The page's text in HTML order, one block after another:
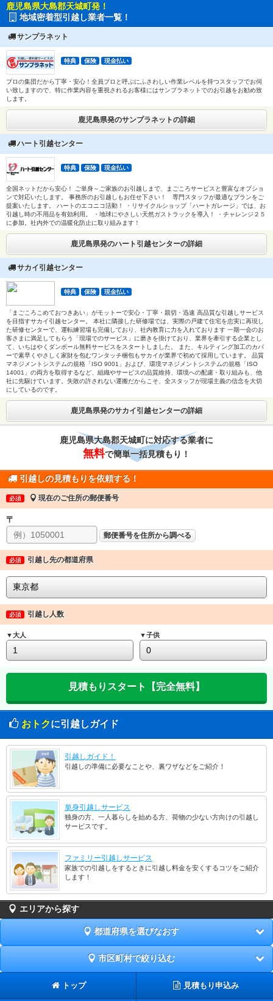
鹿児島県大島郡天城町発！
地域密着型引越し業者一覧！
サンプラネット
特典 保険 現金払い
プロの集団だから丁寧・安心！全員プロと呼ぶにふさわしい作業レベルを持つスタッフでお伺
い致しますので、特に作業内容を重視されるお客様にはサンプラネットでのお引越をお勧め致
します。
鹿児島県発のサンプラネットの詳細
ハート引越センター
特典 保険 現金払い
全国ネットだから安心！ ご単身～ご家族のお引越しまで、まごころサービスと豊富なオプショ
ンで対応いたします。 事務所のお引越しもお任せ下さい！ 専門スタッフが最適なプランをご
提案いたします。 ハートのエコニコ活動！ ・リサイクルショップ「ハートガレージ」では、お
引越し時の不用品を有効利用。 ・地球にやさしい天然ガストラックを導入！ ・チャレンジ２５
に参加。社内外での温暖化防止に取り組みます！
鹿児島県発のハート引越センターの詳細
サカイ引越センター
特典 保険 現金払い
「まごころこめておつきあい」がモットーで安心・丁寧・親切・迅速 高品質な引越しサービス
を目指すサカイ引越センター。 本社に隣接した研修場では、実際の戸建て住宅を忠実に再現し
た研修センターで、運転練習場も完備しており、社内教育に力を入れております 一期一会のお
客さまに満足してもらう「現場でのサービス」に磨きを掛けており、業界を牽引する企業とし
て、いちはやくダンボール無料サービスをスタートしました。 また、キルティング加工のカバ
ーで素早くやさしく家財を包むワンタッチ梱包もサカイが業界で初めて採用しています。 品質
マネジメントシステムの規格「ISO 9001」および、環境マネジメントシステムの規格「ISO
14001」の両方を取得するなど、組織やサービスの品質維持、環境への配慮・取り組みも、他
社に先駆けています。失敗の許されない運搬だからこそ、全スタッフが現場主義の信念を大切
にしているのです。
鹿児島県発のサカイ引越センターの詳細
鹿児島県大島郡天城町に対応する業者に
無料で簡単一括見積もり！
引越しの見積もりを依頼する！
必須 現在のご住所の郵便番号
〒
郵便番号を住所から調べる
必須 引越し先の都道府県
必須 引越し人数
▼大人 ▼子供
おトクに引越しガイド
引越しガイド！
引越しの準備に必要なことや、裏ワザなどをご紹介！
単身引越しサービス
独身の方、一人暮らしを始める方、荷物の少ない方向けの引越し
サービスです。
ファミリー引越しサービス
家族での引越しをするときに引越し料金を安くするコツをご紹介
します！
エリアから探す
都道府県を選びなおす
市区町村で絞り込む
トップ 見積もり申込み